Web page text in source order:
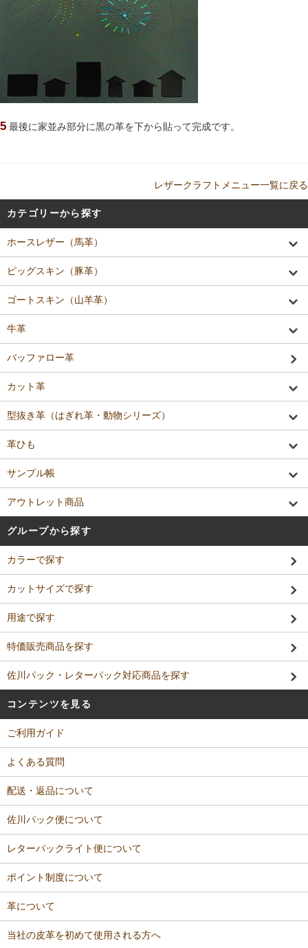
5 最後に家並み部分に黒の革を下から貼って完成です。
レザークラフトメニュー一覧に戻る
カテゴリーから探す
ホースレザー（馬革）
ピッグスキン（豚革）
ゴートスキン（山羊革）
牛革
バッファロー革
カット革
型抜き革（はぎれ革・動物シリーズ）
革ひも
サンプル帳
アウトレット商品
グループから探す
カラーで探す
カットサイズで探す
用途で探す
特価販売商品を探す
佐川パック・レターパック対応商品を探す
コンテンツを見る
ご利用ガイド
よくある質問
配送・返品について
佐川パック便について
レターパックライト便について
ポイント制度について
革について
当社の皮革を初めて使用される方へ